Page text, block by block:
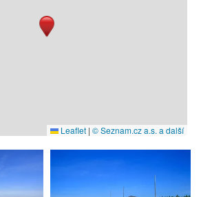
Leaflet | © Seznam.cz a.s. a další